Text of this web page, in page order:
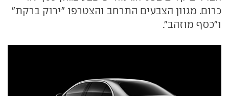
כרום. מגוון הצבעים התרחב והצטרפו "ירוק ברקת"
ו"כסף מוזהב".